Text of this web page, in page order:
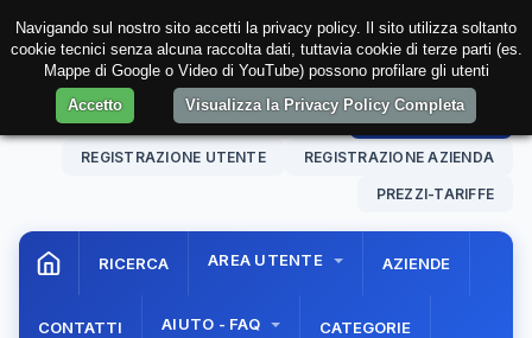
06 Aug. 202623:34:41 AREA RISERVATA
REGISTRAZIONE UTENTE REGISTRAZIONE AZIENDA
PREZZI-TARIFFE
RICERCA AREA UTENTE AZIENDE
CONTATTI AIUTO - FAQ CATEGORIE
Navigando sul nostro sito accetti la privacy policy. Il sito utilizza soltanto
cookie tecnici senza alcuna raccolta dati, tuttavia cookie di terze parti (es.
Mappe di Google o Video di YouTube) possono profilare gli utenti
Accetto
Visualizza la Privacy Policy Completa